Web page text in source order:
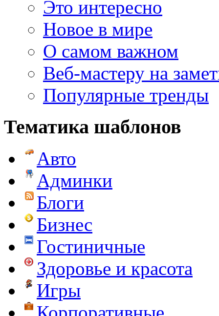
Это интересно
Новое в мире
О самом важном
Веб-мастеру на
Популярные тренды
Тематика шаблонов
Авто
Админки
Блоги
Бизнес
Гостиничные
Здоровье и красота
Игры